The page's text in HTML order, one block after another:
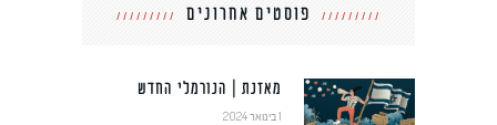
פוסטים אחרונים
מאזנת | הנורמלי החדש
1 בינואר 2024